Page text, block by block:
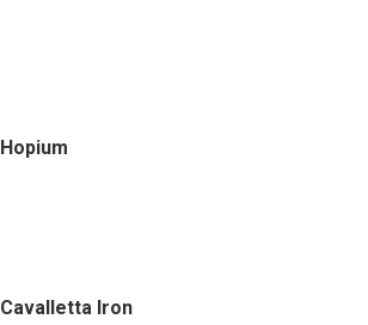
Hopium
Cavalletta Iron